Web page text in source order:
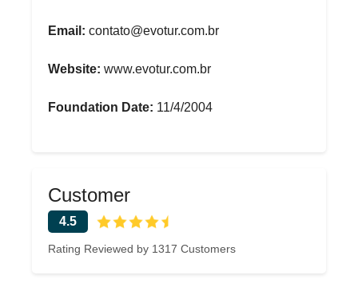
Email: contato@evotur.com.br
Website: www.evotur.com.br
Foundation Date: 11/4/2004
Customer
4.5
Rating Reviewed by 1317 Customers